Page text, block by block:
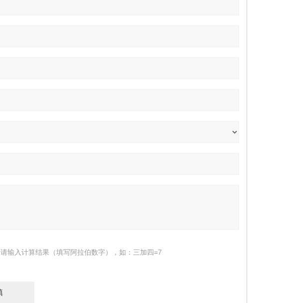
请输入计算结果（填写阿拉伯数字），如：三加四=7